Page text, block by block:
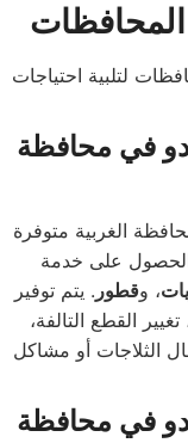
لتلبية احتياجات
في محافظة
الغربية متوفرة
على خدمة
، وقطور . يتم توفير
القطع التالفة،
الثلاجات أو مشاكل
في محافظة